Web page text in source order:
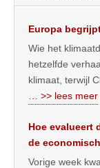
Europa
Wie het
hetzelfde
klimaat, terwijl
… >> lees meer
Hoe evalueert
de
Vorige week